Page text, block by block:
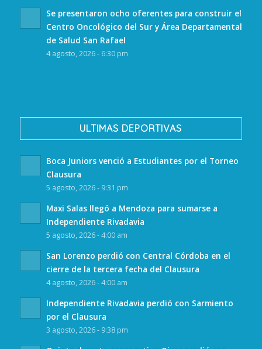
Se presentaron ocho oferentes para construir el
Centro Oncológico del Sur y Área Departamental
de Salud San Rafael
4 agosto, 2026 - 6:30 pm
ULTIMAS DEPORTIVAS
Boca Juniors venció a Estudiantes por el Torneo
Clausura
5 agosto, 2026 - 9:31 pm
Maxi Salas llegó a Mendoza para sumarse a
Independiente Rivadavia
5 agosto, 2026 - 4:00 am
San Lorenzo perdió con Central Córdoba en el
cierre de la tercera fecha del Clausura
4 agosto, 2026 - 4:00 am
Independiente Rivadavia perdió con Sarmiento
por el Clausura
3 agosto, 2026 - 9:38 pm